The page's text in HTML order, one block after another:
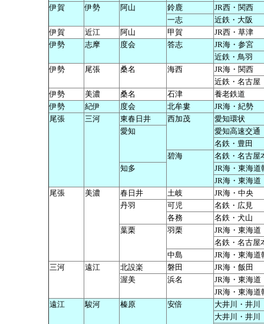
伊賀
伊勢 阿山 鈴鹿
JR西・関西
一志
近鉄・大阪
伊賀
近江 阿山 甲賀
JR西・草津
伊勢
志摩 度会 答志
JR海・参宮
近鉄・鳥羽
伊勢
尾張 桑名 海西
JR海・関西
近鉄・名古屋
伊勢
美濃 桑名 石津
養老鉄道
伊勢
紀伊 度会 北牟婁
JR海・紀勢
尾張
三河 東春日井 西加茂
愛知環状
愛知
愛知高速交通
名鉄・豊田
碧海
名鉄・名古屋
知多
JR海・東海道
JR海・東海道
尾張
美濃 春日井 土岐
JR海・中央
丹羽
可児
名鉄・広見
各務
名鉄・犬山
葉栗
羽栗
JR海・東海道
名鉄・名古屋
中島
JR海・東海道
三河
遠江 北設楽 磐田
JR海・飯田
渥美
浜名
JR海・東海道
JR海・東海道
遠江
駿河 榛原 安倍
大井川・井川
大井川・井川